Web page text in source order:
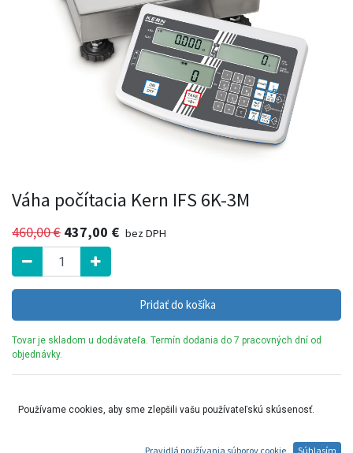
Váha počítacia Kern IFS 6K-3M
460,00€ 437,00 € bez DPH
Pridať do košíka
Tovar je skladom u dodávateľa. Termín dodania do 7 pracovných dní od
objednávky.
Používame cookies, aby sme zlepšili vašu používateľskú skúsenosť.
Pravidlá používania súborov cookie Súhlasím